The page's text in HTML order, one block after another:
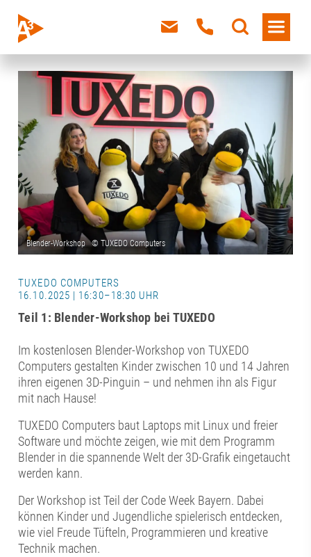
TUXEDO COMPUTERS
16.10.2025 | 16:30–18:30 UHR
Teil 1: Blender-Workshop bei TUXEDO
Im kostenlosen Blender-Workshop von TUXEDO
Computers gestalten Kinder zwischen 10 und 14 Jahren
ihren eigenen 3D-Pinguin – und nehmen ihn als Figur
mit nach Hause!
TUXEDO Computers baut Laptops mit Linux und freier
Software und möchte zeigen, wie mit dem Programm
Blender in die spannende Welt der 3D-Grafik eingetaucht
werden kann.
Der Workshop ist Teil der Code Week Bayern. Dabei
können Kinder und Jugendliche spielerisch entdecken,
wie viel Freude Tüfteln, Programmieren und kreative
Technik machen.